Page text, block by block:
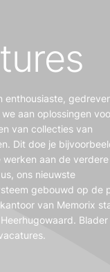
enthousiaste,
aan oplossingen
van collecties van
Dit doe je
werken aan de
ons nieuwste
gebouwd op de
van Memorix